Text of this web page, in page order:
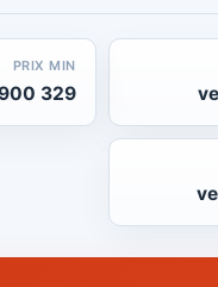
PRIX MIN
329 900 MAD